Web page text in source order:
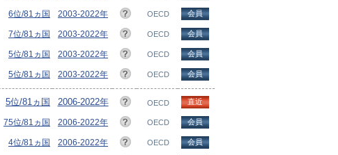
6位/81ヵ国 2003-2022年 OECD 会員
7位/81ヵ国 2003-2022年 OECD 会員
5位/81ヵ国 2003-2022年 OECD 会員
5位/81ヵ国 2003-2022年 OECD 会員
5位/81ヵ国 2006-2022年 OECD 直近
75位/81ヵ国 2006-2022年 OECD 会員
4位/81ヵ国 2006-2022年 OECD 会員